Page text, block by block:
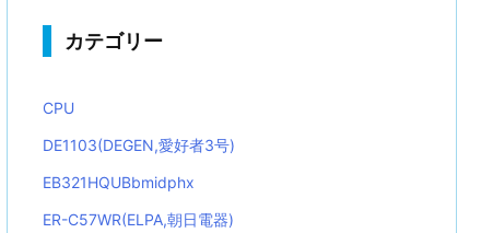
カテゴリー
CPU
DE1103(DEGEN,愛好者3号)
EB321HQUBbmidphx
ER-C57WR(ELPA,朝日電器)